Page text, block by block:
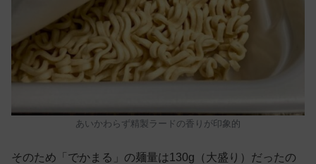
あいかわらず精製ラードの香りが印象的
そのため「でかまる」の麺量は130g（大盛り）だったの